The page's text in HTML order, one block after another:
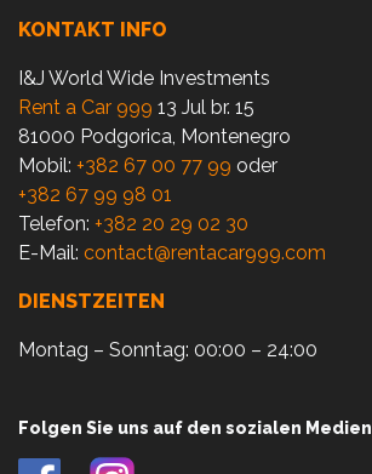
KONTAKT INFO
I&J World Wide Investments
Rent a Car 999 13 Jul br. 15
81000 Podgorica, Montenegro
Mobil: +382 67 00 77 99 oder
+382 67 99 98 01
Telefon: +382 20 29 02 30
E-Mail: contact@rentacar999.com
DIENSTZEITEN
Montag – Sonntag: 00:00 – 24:00
Folgen Sie uns auf den sozialen Medien